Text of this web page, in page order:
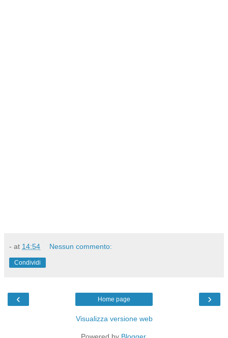
- at 14:54 Nessun commento:
Condividi
‹ ›
Home page
Visualizza versione web
Powered by Blogger.